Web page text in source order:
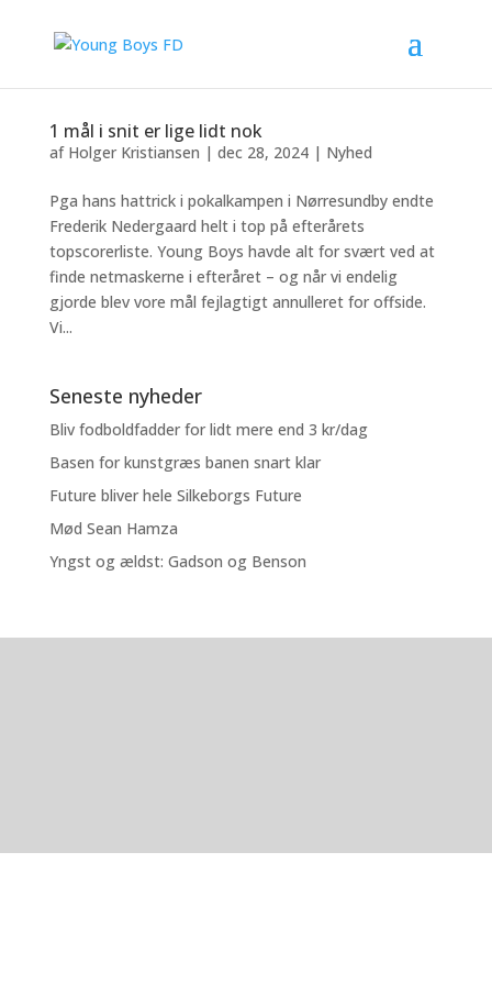
1 mål i snit er lige lidt nok
af Holger Kristiansen | dec 28, 2024| Nyhed
Pga hans hattrick i pokalkampen i Nørresundby endte
Frederik Nedergaard helt i top på efterårets
topscorerliste. Young Boys havde alt for svært ved at
finde netmaskerne i efteråret – og når vi endelig
gjorde blev vore mål fejlagtigt annulleret for offside.
Vi...
Seneste nyheder
Bliv fodboldfadder for lidt mere end 3 kr/dag
Basen for kunstgræs banen snart klar
Future bliver hele Silkeborgs Future
Mød Sean Hamza
Yngst og ældst: Gadson og Benson